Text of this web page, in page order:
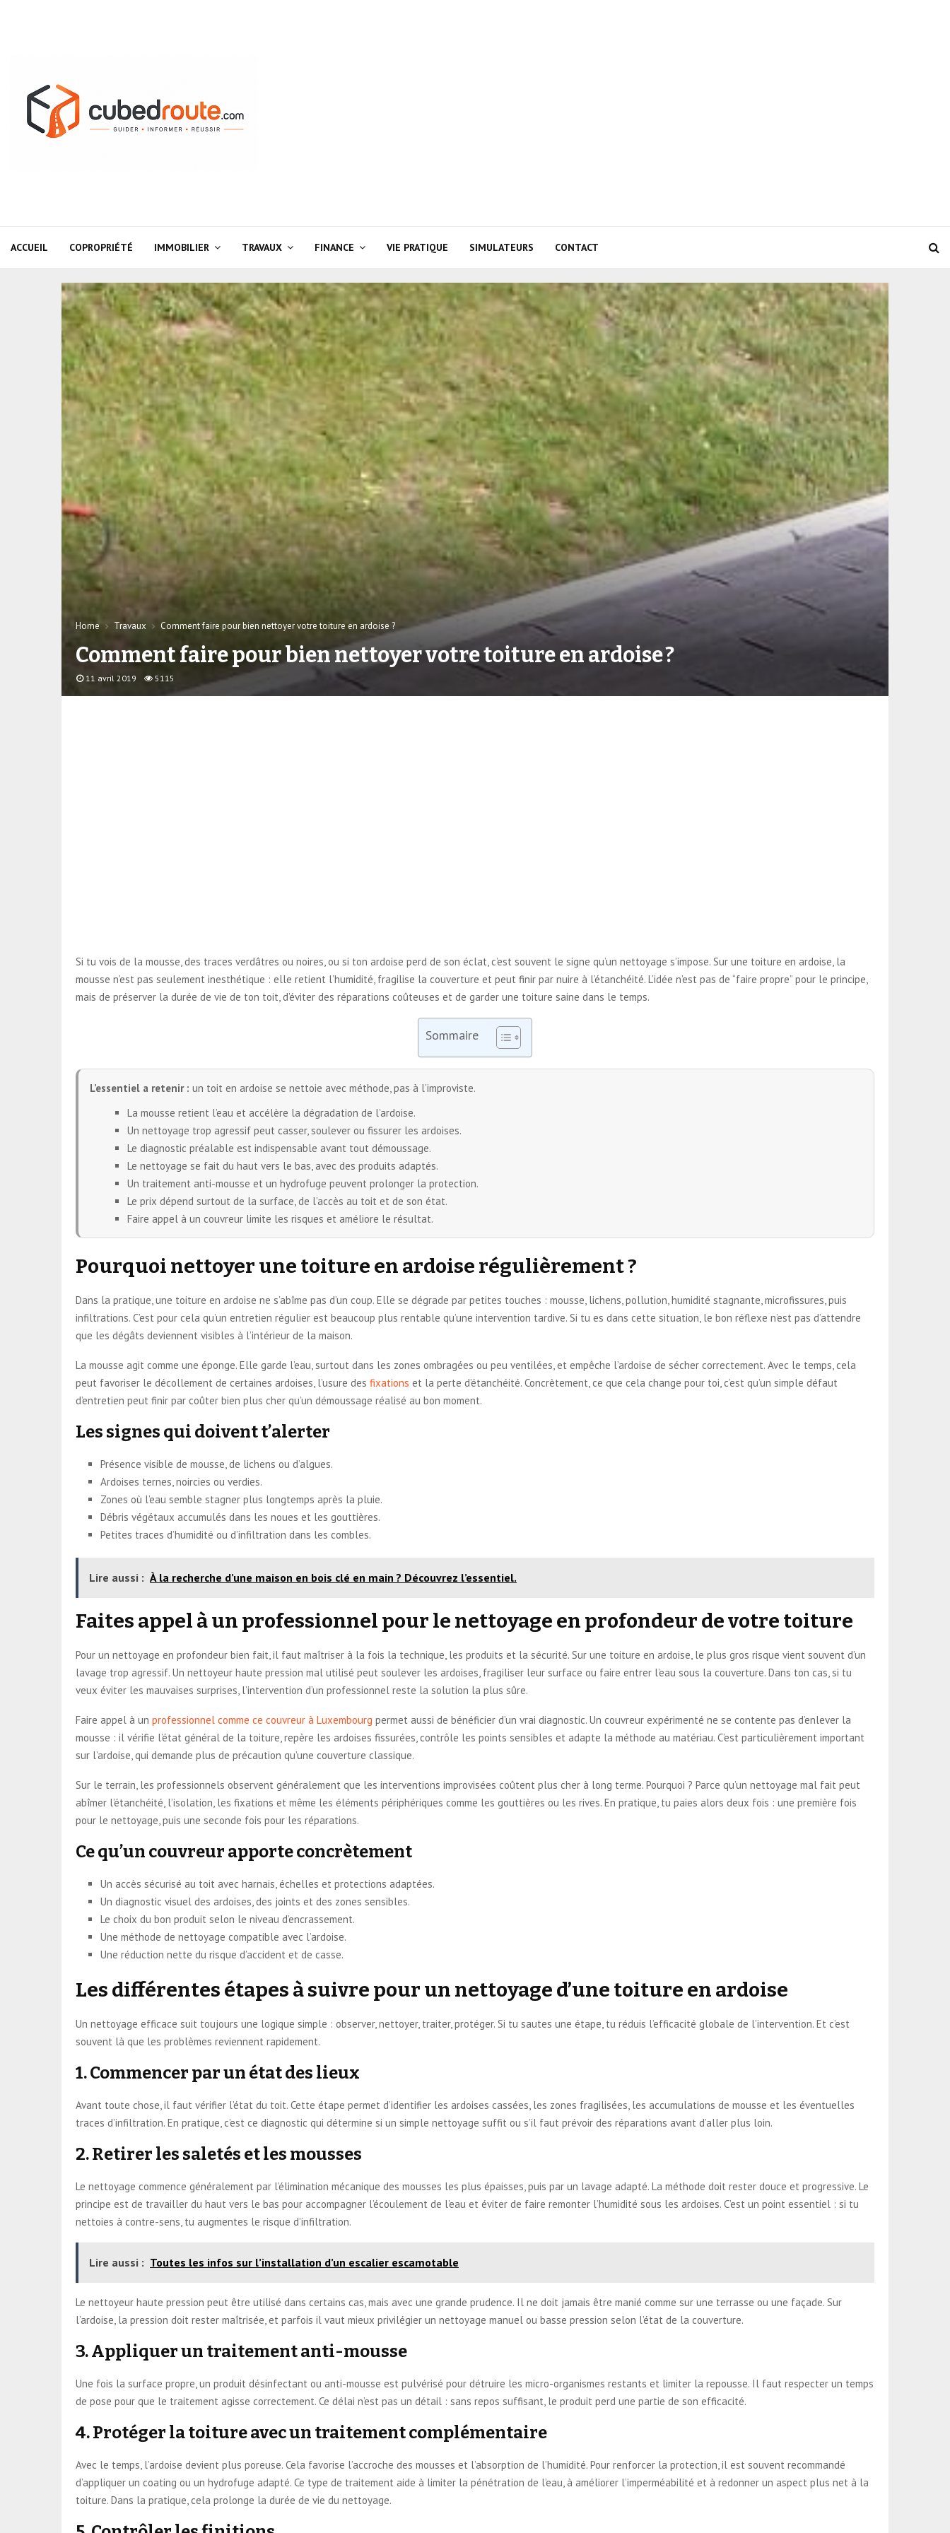
ACCUEIL COPROPRIÉTÉ IMMOBILIER TRAVAUX FINANCE VIE PRATIQUE SIMULATEURS CONTACT
Home Travaux Comment faire pour bien nettoyer votre toiture en ardoise ?
Comment faire pour bien nettoyer votre toiture en ardoise ?
11 avril 2019 5115
Si tu vois de la mousse, des traces verdâtres ou noires, ou si ton ardoise perd de son éclat, c’est souvent le signe qu’un nettoyage s’impose. Sur une toiture en ardoise, la
mousse n’est pas seulement inesthétique : elle retient l’humidité, fragilise la couverture et peut finir par nuire à l’étanchéité. L’idée n’est pas de “faire propre” pour le principe,
mais de préserver la durée de vie de ton toit, d’éviter des réparations coûteuses et de garder une toiture saine dans le temps.
Sommaire
L’essentiel a retenir : un toit en ardoise se nettoie avec méthode, pas à l’improviste.
La mousse retient l’eau et accélère la dégradation de l’ardoise.
Un nettoyage trop agressif peut casser, soulever ou fissurer les ardoises.
Le diagnostic préalable est indispensable avant tout démoussage.
Le nettoyage se fait du haut vers le bas, avec des produits adaptés.
Un traitement anti-mousse et un hydrofuge peuvent prolonger la protection.
Le prix dépend surtout de la surface, de l’accès au toit et de son état.
Faire appel à un couvreur limite les risques et améliore le résultat.
Pourquoi nettoyer une toiture en ardoise régulièrement ?
Dans la pratique, une toiture en ardoise ne s’abîme pas d’un coup. Elle se dégrade par petites touches : mousse, lichens, pollution, humidité stagnante, microfissures, puis
infiltrations. C’est pour cela qu’un entretien régulier est beaucoup plus rentable qu’une intervention tardive. Si tu es dans cette situation, le bon réflexe n’est pas d’attendre
que les dégâts deviennent visibles à l’intérieur de la maison.
La mousse agit comme une éponge. Elle garde l’eau, surtout dans les zones ombragées ou peu ventilées, et empêche l’ardoise de sécher correctement. Avec le temps, cela
peut favoriser le décollement de certaines ardoises, l’usure des fixations et la perte d’étanchéité. Concrètement, ce que cela change pour toi, c’est qu’un simple défaut
d’entretien peut finir par coûter bien plus cher qu’un démoussage réalisé au bon moment.
Les signes qui doivent t’alerter
Présence visible de mousse, de lichens ou d’algues.
Ardoises ternes, noircies ou verdies.
Zones où l’eau semble stagner plus longtemps après la pluie.
Débris végétaux accumulés dans les noues et les gouttières.
Petites traces d’humidité ou d’infiltration dans les combles.
Lire aussi : À la recherche d’une maison en bois clé en main ? Découvrez l’essentiel.
Faites appel à un professionnel pour le nettoyage en profondeur de votre toiture
Pour un nettoyage en profondeur bien fait, il faut maîtriser à la fois la technique, les produits et la sécurité. Sur une toiture en ardoise, le plus gros risque vient souvent d’un
lavage trop agressif. Un nettoyeur haute pression mal utilisé peut soulever les ardoises, fragiliser leur surface ou faire entrer l’eau sous la couverture. Dans ton cas, si tu
veux éviter les mauvaises surprises, l’intervention d’un professionnel reste la solution la plus sûre.
Faire appel à un professionnel comme ce couvreur à Luxembourg permet aussi de bénéficier d’un vrai diagnostic. Un couvreur expérimenté ne se contente pas d’enlever la
mousse : il vérifie l’état général de la toiture, repère les ardoises fissurées, contrôle les points sensibles et adapte la méthode au matériau. C’est particulièrement important
sur l’ardoise, qui demande plus de précaution qu’une couverture classique.
Sur le terrain, les professionnels observent généralement que les interventions improvisées coûtent plus cher à long terme. Pourquoi ? Parce qu’un nettoyage mal fait peut
abîmer l’étanchéité, l’isolation, les fixations et même les éléments périphériques comme les gouttières ou les rives. En pratique, tu paies alors deux fois : une première fois
pour le nettoyage, puis une seconde fois pour les réparations.
Ce qu’un couvreur apporte concrètement
Un accès sécurisé au toit avec harnais, échelles et protections adaptées.
Un diagnostic visuel des ardoises, des joints et des zones sensibles.
Le choix du bon produit selon le niveau d’encrassement.
Une méthode de nettoyage compatible avec l’ardoise.
Une réduction nette du risque d’accident et de casse.
Les différentes étapes à suivre pour un nettoyage d’une toiture en ardoise
Un nettoyage efficace suit toujours une logique simple : observer, nettoyer, traiter, protéger. Si tu sautes une étape, tu réduis l’efficacité globale de l’intervention. Et c’est
souvent là que les problèmes reviennent rapidement.
1. Commencer par un état des lieux
Avant toute chose, il faut vérifier l’état du toit. Cette étape permet d’identifier les ardoises cassées, les zones fragilisées, les accumulations de mousse et les éventuelles
traces d’infiltration. En pratique, c’est ce diagnostic qui détermine si un simple nettoyage suffit ou s’il faut prévoir des réparations avant d’aller plus loin.
2. Retirer les saletés et les mousses
Le nettoyage commence généralement par l’élimination mécanique des mousses les plus épaisses, puis par un lavage adapté. La méthode doit rester douce et progressive. Le
principe est de travailler du haut vers le bas pour accompagner l’écoulement de l’eau et éviter de faire remonter l’humidité sous les ardoises. C’est un point essentiel : si tu
nettoies à contre-sens, tu augmentes le risque d’infiltration.
Lire aussi : Toutes les infos sur l’installation d’un escalier escamotable
Le nettoyeur haute pression peut être utilisé dans certains cas, mais avec une grande prudence. Il ne doit jamais être manié comme sur une terrasse ou une façade. Sur
l’ardoise, la pression doit rester maîtrisée, et parfois il vaut mieux privilégier un nettoyage manuel ou basse pression selon l’état de la couverture.
3. Appliquer un traitement anti-mousse
Une fois la surface propre, un produit désinfectant ou anti-mousse est pulvérisé pour détruire les micro-organismes restants et limiter la repousse. Il faut respecter un temps
de pose pour que le traitement agisse correctement. Ce délai n’est pas un détail : sans repos suffisant, le produit perd une partie de son efficacité.
4. Protéger la toiture avec un traitement complémentaire
Avec le temps, l’ardoise devient plus poreuse. Cela favorise l’accroche des mousses et l’absorption de l’humidité. Pour renforcer la protection, il est souvent recommandé
d’appliquer un coating ou un hydrofuge adapté. Ce type de traitement aide à limiter la pénétration de l’eau, à améliorer l’imperméabilité et à redonner un aspect plus net à la
toiture. Dans la pratique, cela prolonge la durée de vie du nettoyage.